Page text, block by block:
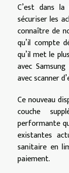
C’est dans
sécuriser les
connaître de
qu’il compte
qu’il met le
avec
avec scanner
Ce nouveau
couche
performante
existantes
sanitaire en
paiement.